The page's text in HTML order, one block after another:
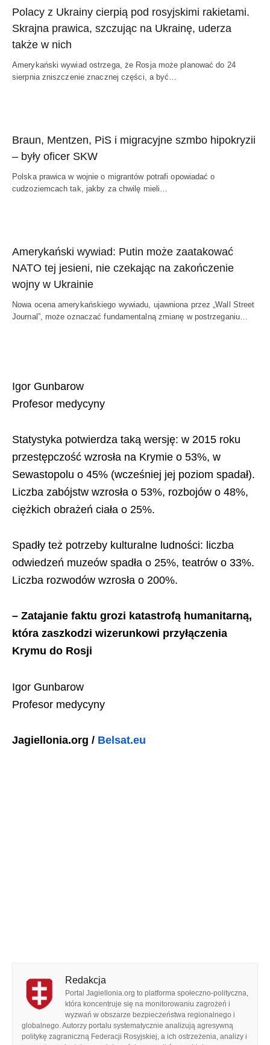
Polacy z Ukrainy cierpią pod rosyjskimi rakietami.
Skrajna prawica, szczując na Ukrainę, uderza
także w nich
Amerykański wywiad ostrzega, że Rosja może planować do 24
sierpnia zniszczenie znacznej części, a być…
Braun, Mentzen, PiS i migracyjne szmbo hipokryzii
– były oficer SKW
Polska prawica w wojnie o migrantów potrafi opowiadać o
cudzoziemcach tak, jakby za chwilę mieli…
Amerykański wywiad: Putin może zaatakować
NATO tej jesieni, nie czekając na zakończenie
wojny w Ukrainie
Nowa ocena amerykańskiego wywiadu, ujawniona przez „Wall Street
Journal”, może oznaczać fundamentalną zmianę w postrzeganiu…
Igor Gunbarow
Profesor medycyny
Statystyka potwierdza taką wersję: w 2015 roku
przestępczość wzrosła na Krymie o 53%, w
Sewastopolu o 45% (wcześniej jej poziom spadał).
Liczba zabójstw wzrosła o 53%, rozbojów o 48%,
ciężkich obrażeń ciała o 25%.
Spadły też potrzeby kulturalne ludności: liczba
odwiedzeń muzeów spadła o 25%, teatrów o 33%.
Liczba rozwodów wzrosła o 200%.
– Zatajanie faktu grozi katastrofą humanitarną,
która zaszkodzi wizerunkowi przyłączenia
Krymu do Rosji
Igor Gunbarow
Profesor medycyny
Jagiellonia.org / Belsat.eu
Redakcja
Portal Jagiellonia.org to platforma społeczno-polityczna,
która koncentruje się na monitorowaniu zagrożeń i
wyzwań w obszarze bezpieczeństwa regionalnego i
globalnego. Autorzy portalu systematycznie analizują agresywną
politykę zagraniczną Federacji Rosyjskiej, a ich ostrzeżenia, analizy i